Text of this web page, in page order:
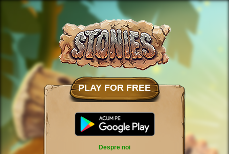
PLAY FOR FREE
Despre noi